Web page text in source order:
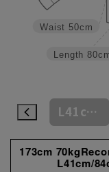
Length
Waist 50cm
L41cm/82cm
173cm
L41cm/